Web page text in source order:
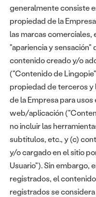
generalmente consiste
propiedad de la
las marcas comerciales,
"apariencia y
contenido creado y/o
("Contenido de
propiedad de terceros
de la Empresa para
web/aplicación
no incluir las
subtítulos, etc., y (c)
y/o cargado en el sitio
Usuario"). Sin embargo,
registrados, el
registrados se